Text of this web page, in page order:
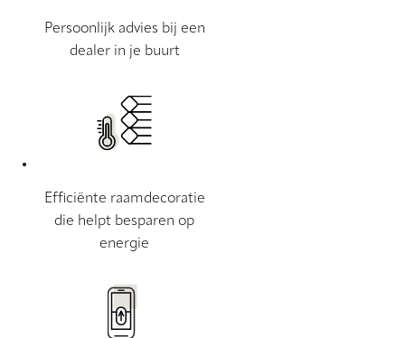
Persoonlijk advies bij een
dealer in je buurt
Efficiënte raamdecoratie
die helpt besparen op
energie